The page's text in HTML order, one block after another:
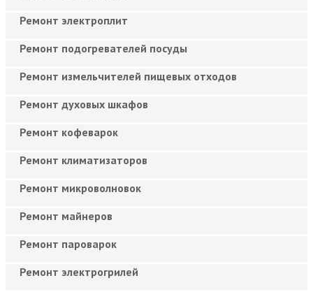
Ремонт электроплит
Ремонт подогревателей посуды
Ремонт измельчителей пищевых отходов
Ремонт духовых шкафов
Ремонт кофеварок
Ремонт климатизаторов
Ремонт микроволновок
Ремонт майнеров
Ремонт пароварок
Ремонт электрогрилей